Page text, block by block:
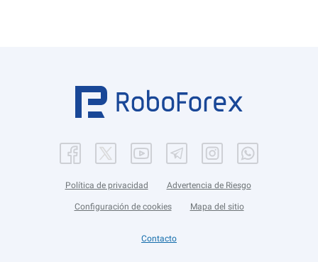
Política de privacidad Advertencia de Riesgo
Configuración de cookies Mapa del sitio
Contacto